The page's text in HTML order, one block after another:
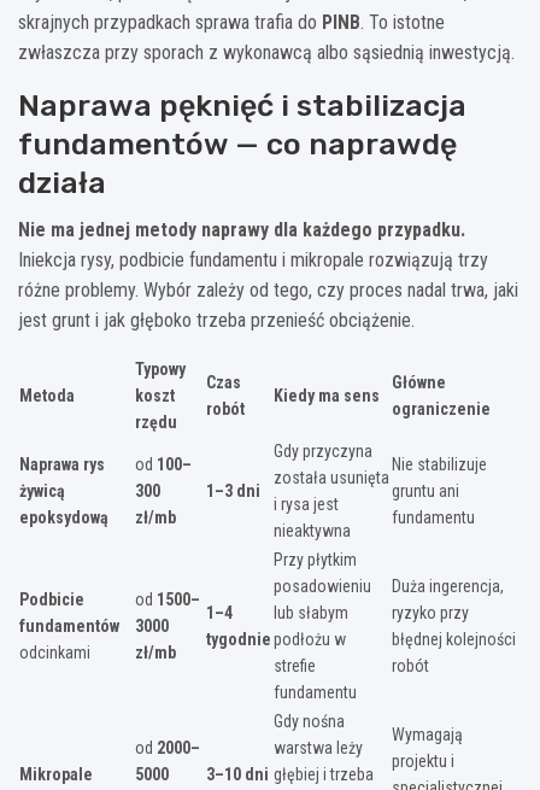
skrajnych przypadkach sprawa trafia do PINB. To istotne
zwłaszcza przy sporach z wykonawcą albo sąsiednią inwestycją.
Naprawa pęknięć i stabilizacja
fundamentów — co naprawdę
działa
Nie ma jednej metody naprawy dla każdego przypadku.
Iniekcja rysy, podbicie fundamentu i mikropale rozwiązują trzy
różne problemy. Wybór zależy od tego, czy proces nadal trwa, jaki
jest grunt i jak głęboko trzeba przenieść obciążenie.
Metoda
Typowy
koszt
rzędu
Czas
robót
Kiedy ma sens
Główne
ograniczenie
Naprawa rys
żywicą
epoksydową
od 100–
300
zł/mb
1–3 dni
Gdy przyczyna
została usunięta
i rysa jest
nieaktywna
Nie stabilizuje
gruntu ani
fundamentu
Podbicie
fundamentów
odcinkami
od 1500–
3000
zł/mb
1–4
tygodnie
Przy płytkim
posadowieniu
lub słabym
podłożu w
strefie
fundamentu
Duża ingerencja,
ryzyko przy
błędnej kolejności
robót
Mikropale
od 2000–
5000
3–10 dni
Gdy nośna
warstwa leży
głębiej i trzeba
Wymagają
projektu i